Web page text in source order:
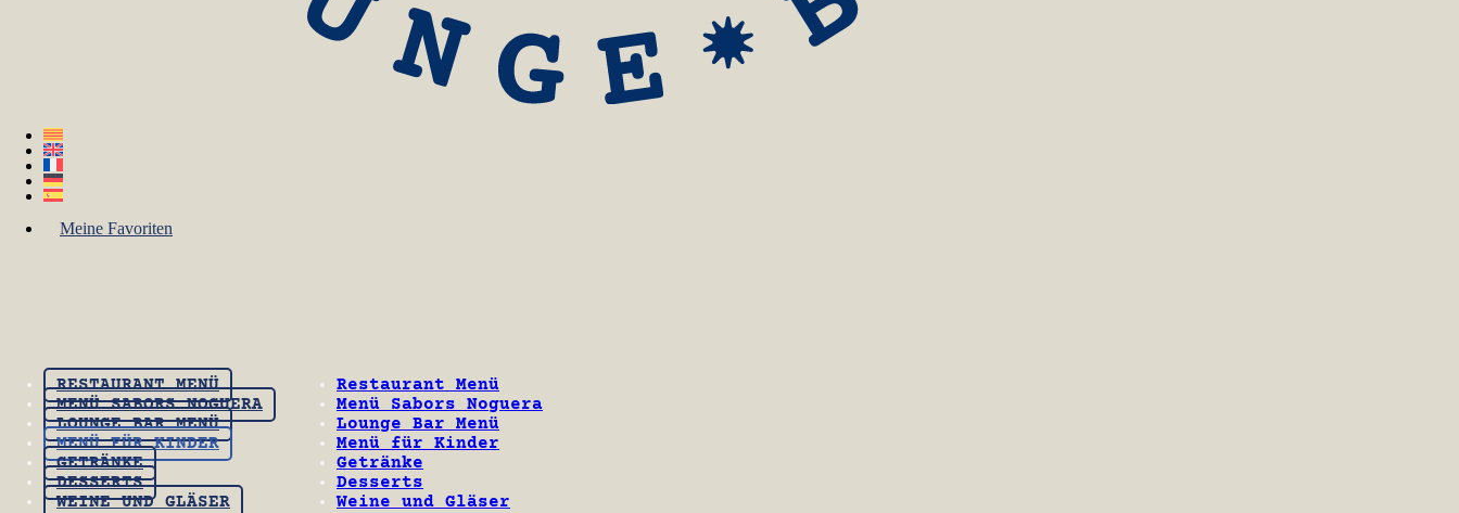
Meine Favoriten
RESTAURANT MENÜ
MENÜ SABORS NOGUERA
LOUNGE BAR MENÜ
MENÜ FÜR KINDER
GETRÄNKE
DESSERTS
WEINE UND GLÄSER
Restaurant Menü
Menü Sabors Noguera
Lounge Bar Menü
Menü für Kinder
Getränke
Desserts
Weine und Gläser